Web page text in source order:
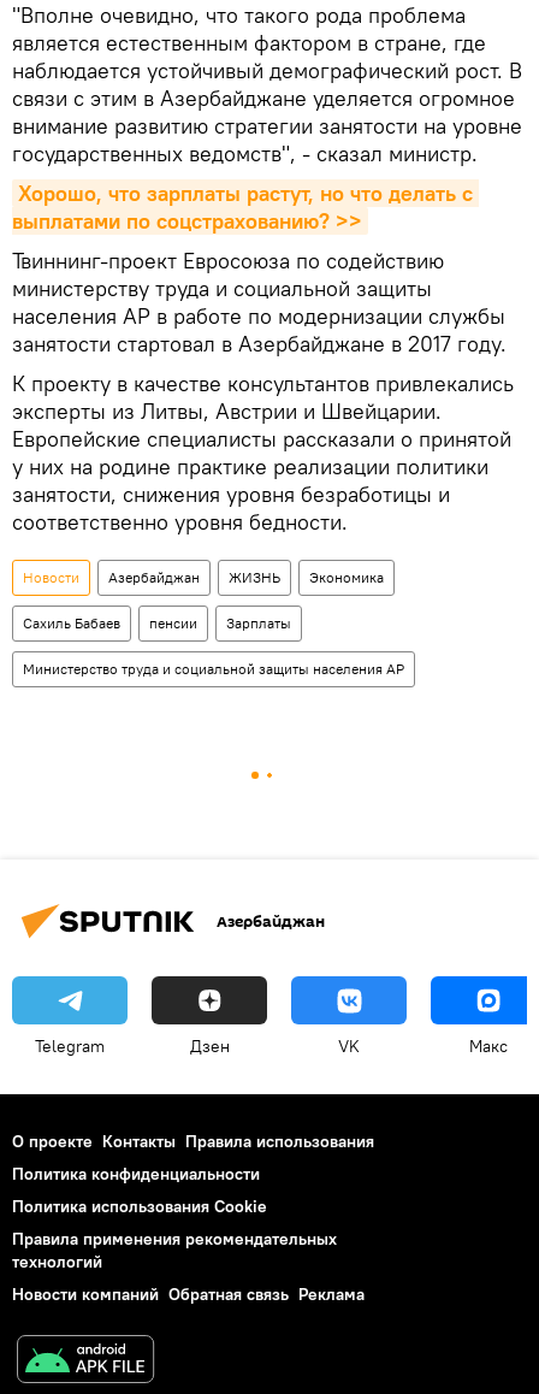
"Вполне очевидно, что такого рода проблема
является естественным фактором в стране, где
наблюдается устойчивый демографический рост. В
связи с этим в Азербайджане уделяется огромное
внимание развитию стратегии занятости на уровне
государственных ведомств", - сказал министр.
Хорошо, что зарплаты растут, но что делать с
выплатами по соцстрахованию? >>
Твиннинг-проект Евросоюза по содействию
министерству труда и социальной защиты
населения АР в работе по модернизации службы
занятости стартовал в Азербайджане в 2017 году.
К проекту в качестве консультантов привлекались
эксперты из Литвы, Австрии и Швейцарии.
Европейские специалисты рассказали о принятой
у них на родине практике реализации политики
занятости, снижения уровня безработицы и
соответственно уровня бедности.
Новости Азербайджан ЖИЗНЬ Экономика
Сахиль Бабаев пенсии Зарплаты
Министерство труда и социальной защиты населения АР
Азербайджан
Telegram Дзен VK Макс
О проекте Контакты Правила использования
Политика конфиденциальности
Политика использования Cookie
Правила применения рекомендательных
технологий
Новости компаний Обратная связь Реклама